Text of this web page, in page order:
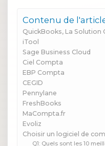
Contenu de
QuickBooks, La Solution
iTool
Sage Business Cloud
Ciel Compta
EBP Compta
CEGID
Pennylane
FreshBooks
MaCompta.fr
Evoliz
Choisir un logiciel de
Q1: Quels sont les 10